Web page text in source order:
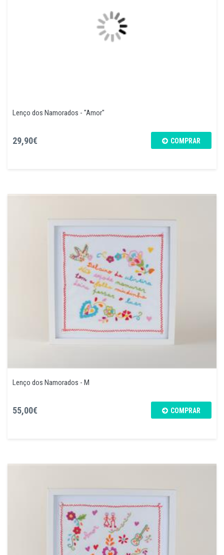
Lenço dos Namorados - "Amor"
29,90€ COMPRAR
Lenço dos Namorados - M
55,00€ COMPRAR